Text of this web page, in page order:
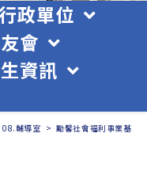
政單位
會
資訊
08.輔導室 > 勵馨社會福利事業基金